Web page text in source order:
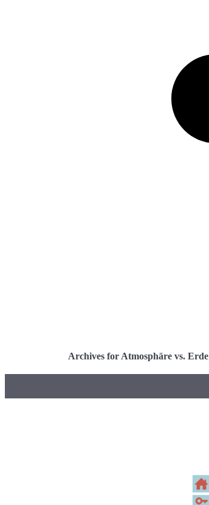
Archives for Atmosphäre vs. Erde